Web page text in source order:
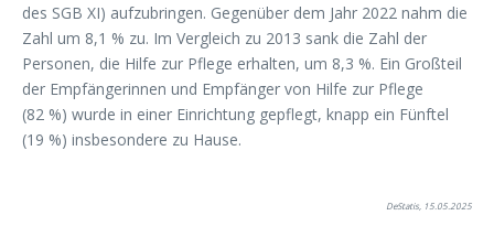
des SGB XI) aufzubringen. Gegenüber dem Jahr 2022 nahm die
Zahl um 8,1 % zu. Im Vergleich zu 2013 sank die Zahl der
Personen, die Hilfe zur Pflege erhalten, um 8,3 %. Ein Großteil
der Empfängerinnen und Empfänger von Hilfe zur Pflege
(82 %) wurde in einer Einrichtung gepflegt, knapp ein Fünftel
(19 %) insbesondere zu Hause.
DeStatis, 15.05.2025